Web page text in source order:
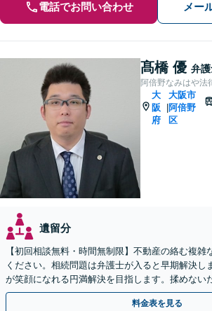
電話でお問い合わせ メー
髙橋 優 弁
阿倍野なみはや法
大
阪
府
大阪市
阿倍野
区
遺留分
【初回相談無料・時間無制限】不動産の絡む複雑
ください。相続問題は弁護士が入ると早期解決し
が笑顔になれる円満解決を目指します。揉めない
ご相談ください。【出張相談可】
料金表を見る